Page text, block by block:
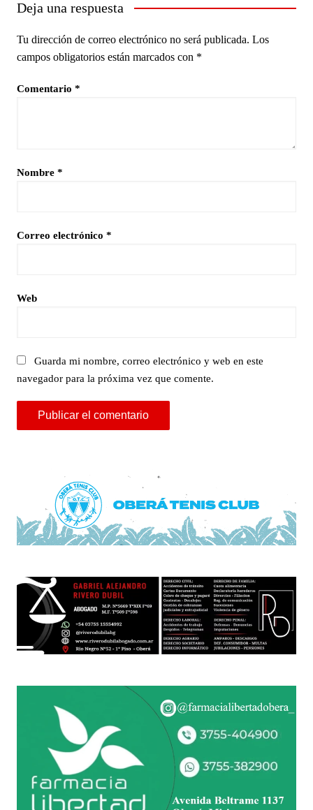
Deja una respuesta
Tu dirección de correo electrónico no será publicada. Los
campos obligatorios están marcados con *
Comentario *
Nombre *
Correo electrónico *
Web
Guarda mi nombre, correo electrónico y web en este
navegador para la próxima vez que comente.